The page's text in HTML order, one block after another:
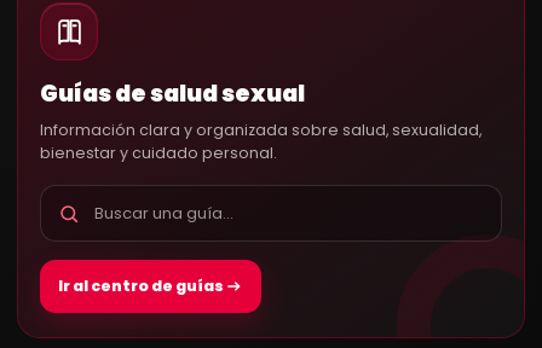
Guías de salud sexual
Información clara y organizada sobre salud, sexualidad,
bienestar y cuidado personal.
Ir al centro de guías